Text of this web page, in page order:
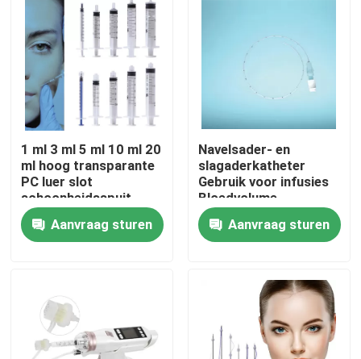
Over ons
Fabriekstocht
Kwaliteitscontrole
Neem contact met ons op
Medisch Zuurstofmasker
Venturi-zuurstofmasker
1 ml 3 ml 5 ml 10 ml 20
ml hoog transparante
PC luer slot
schoonheidsspuit
mono schroef voor
cosmetica
Aanvraag sturen
Navelsader- en
slagaderkatheter
Gebruik voor infusies
Bloedvolume
uitbreiding Centrale
aderdrukcontrole
Parenterale voeding
Aanvraag sturen